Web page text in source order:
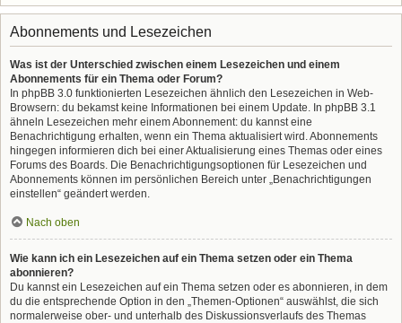
Abonnements und Lesezeichen
Was ist der Unterschied zwischen einem Lesezeichen und einem
Abonnements für ein Thema oder Forum?
In phpBB 3.0 funktionierten Lesezeichen ähnlich den Lesezeichen in Web-
Browsern: du bekamst keine Informationen bei einem Update. In phpBB 3.1
ähneln Lesezeichen mehr einem Abonnement: du kannst eine
Benachrichtigung erhalten, wenn ein Thema aktualisiert wird. Abonnements
hingegen informieren dich bei einer Aktualisierung eines Themas oder eines
Forums des Boards. Die Benachrichtigungsoptionen für Lesezeichen und
Abonnements können im persönlichen Bereich unter „Benachrichtigungen
einstellen“ geändert werden.
Nach oben
Wie kann ich ein Lesezeichen auf ein Thema setzen oder ein Thema
abonnieren?
Du kannst ein Lesezeichen auf ein Thema setzen oder es abonnieren, in dem
du die entsprechende Option in den „Themen-Optionen“ auswählst, die sich
normalerweise ober- und unterhalb des Diskussionsverlaufs des Themas